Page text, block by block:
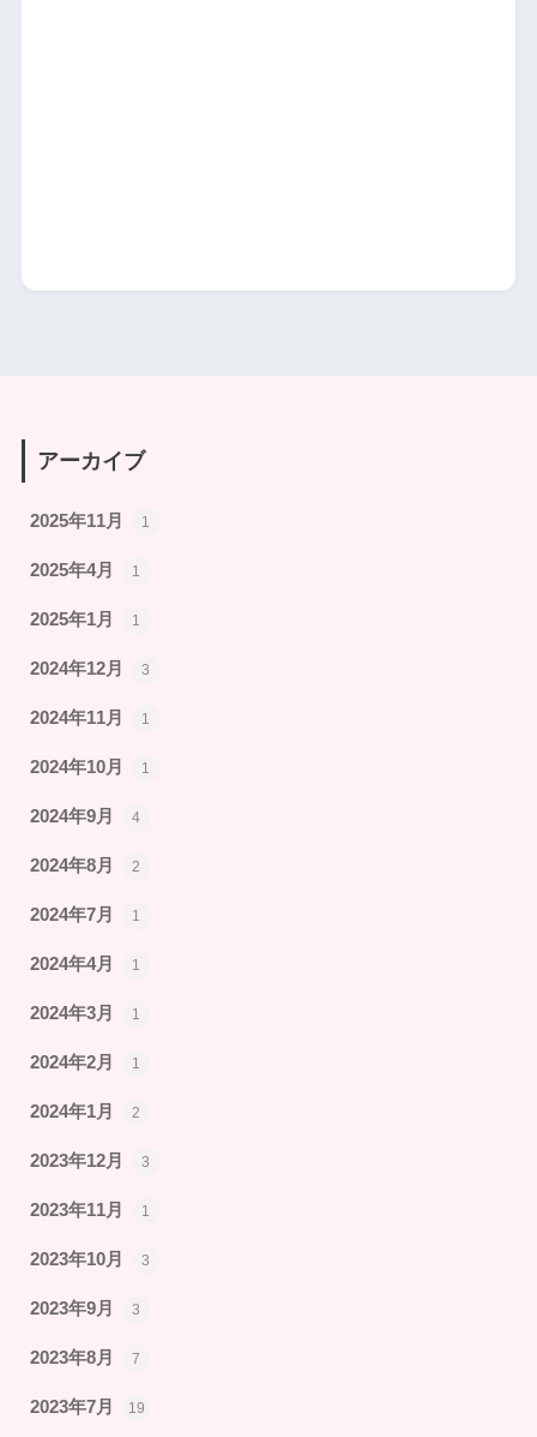
アーカイブ
2025年11月 1
2025年4月 1
2025年1月 1
2024年12月 3
2024年11月 1
2024年10月 1
2024年9月 4
2024年8月 2
2024年7月 1
2024年4月 1
2024年3月 1
2024年2月 1
2024年1月 2
2023年12月 3
2023年11月 1
2023年10月 3
2023年9月 3
2023年8月 7
2023年7月 19